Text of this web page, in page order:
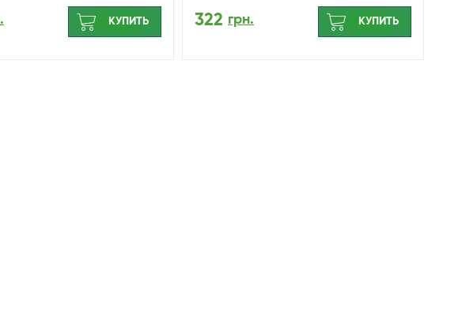
КУПИТЬ 322 грн. КУПИТЬ